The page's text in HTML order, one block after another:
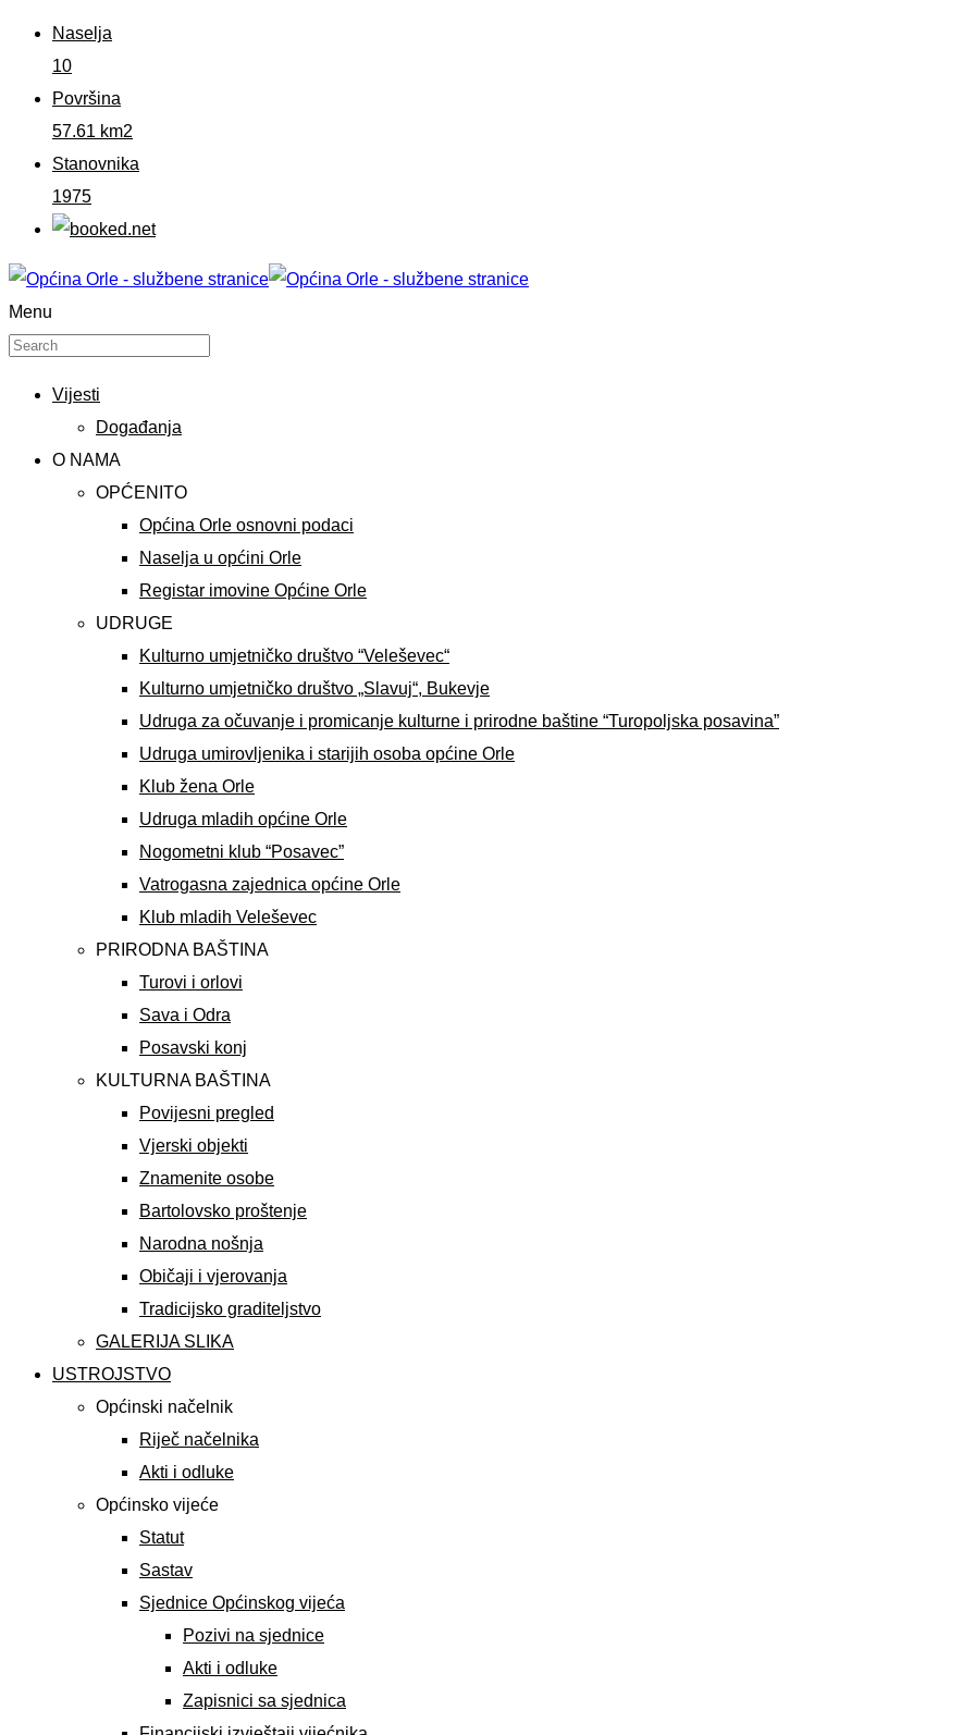
Naselja
10
Površina
57.61 km2
Stanovnika
1975
Menu
Vijesti
Događanja
O NAMA
OPĆENITO
Općina Orle osnovni podaci
Naselja u općini Orle
Registar imovine Općine Orle
UDRUGE
Kulturno umjetničko društvo “Veleševec“
Kulturno umjetničko društvo „Slavuj“, Bukevje
Udruga za očuvanje i promicanje kulturne i prirodne baštine “Turopoljska posavina”
Udruga umirovljenika i starijih osoba općine Orle
Klub žena Orle
Udruga mladih općine Orle
Nogometni klub “Posavec”
Vatrogasna zajednica općine Orle
Klub mladih Veleševec
PRIRODNA BAŠTINA
Turovi i orlovi
Sava i Odra
Posavski konj
KULTURNA BAŠTINA
Povijesni pregled
Vjerski objekti
Znamenite osobe
Bartolovsko proštenje
Narodna nošnja
Običaji i vjerovanja
Tradicijsko graditeljstvo
GALERIJA SLIKA
USTROJSTVO
Općinski načelnik
Riječ načelnika
Akti i odluke
Općinsko vijeće
Statut
Sastav
Sjednice Općinskog vijeća
Pozivi na sjednice
Akti i odluke
Zapisnici sa sjednica